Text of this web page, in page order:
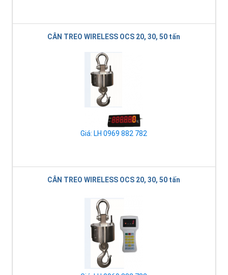
CÂN TREO WIRELESS OCS 20, 30, 50 tấn
Giá: LH 0969 882 782
CÂN TREO WIRELESS OCS 20, 30, 50 tấn